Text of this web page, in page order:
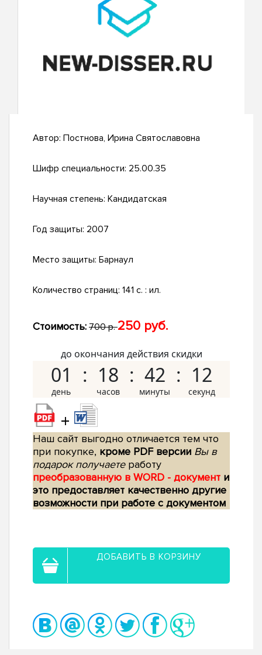
Автор: Постнова, Ирина Святославовна
Шифр специальности: 25.00.35
Научная степень: Кандидатская
Год защиты: 2007
Место защиты: Барнаул
Количество страниц: 141 с. : ил.
Стоимость: 700 р.250 руб.
до окончания действия скидки
01 18 42 11
+
Наш сайт выгодно отличается тем что
при покупке, кроме PDF версии Вы в
подарок получаетеработу
преобразованную в WORD - документ и
это предоставляет качественно другие
возможности при работе с документом
ДОБАВИТЬ В КОРЗИНУ